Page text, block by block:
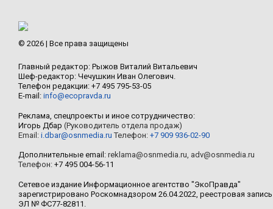
© 2026 | Все права защищены
Главный редактор: Рыжов Виталий Витальевич
Шеф-редактор: Чечушкин Иван Олегович.
Телефон редакции: +7 495 795-53-05
E-mail: info@ecopravda.ru
Реклама, спецпроекты и иное сотрудничество:
Игорь Дбар (Руководитель отдела продаж)
Email: i.dbar@osnmedia.ru Телефон: +7 909 936-02-90
Дополнительные email: reklama@osnmedia.ru, adv@osnmedia.ru
Телефон: +7 495 004-56-11
Сетевое издание Информационное агентство "ЭкоПравда"
зарегистрировано Роскомнадзором 26.04.2022, реестровая запись
ЭЛ № ФС77-82811.